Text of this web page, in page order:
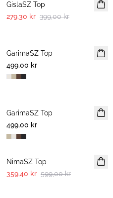
GislaSZ Top
279,30 kr 399,00 kr
GarimaSZ Top
499,00 kr
GarimaSZ Top
499,00 kr
-40%
NimaSZ Top
359,40 kr 599,00 kr